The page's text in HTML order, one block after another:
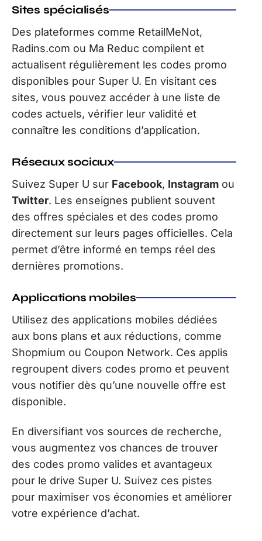
Sites spécialisés
Des plateformes comme RetailMeNot,
Radins.com ou Ma Reduc compilent et
actualisent régulièrement les codes promo
disponibles pour Super U. En visitant ces
sites, vous pouvez accéder à une liste de
codes actuels, vérifier leur validité et
connaître les conditions d’application.
Réseaux sociaux
Suivez Super U sur Facebook, Instagram ou
Twitter. Les enseignes publient souvent
des offres spéciales et des codes promo
directement sur leurs pages officielles. Cela
permet d’être informé en temps réel des
dernières promotions.
Applications mobiles
Utilisez des applications mobiles dédiées
aux bons plans et aux réductions, comme
Shopmium ou Coupon Network. Ces applis
regroupent divers codes promo et peuvent
vous notifier dès qu’une nouvelle offre est
disponible.
En diversifiant vos sources de recherche,
vous augmentez vos chances de trouver
des codes promo valides et avantageux
pour le drive Super U. Suivez ces pistes
pour maximiser vos économies et améliorer
votre expérience d’achat.